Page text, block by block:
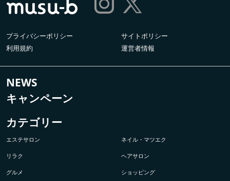
プライバシーポリシー
サイトポリシー
利用規約
運営者情報
NEWS
キャンペーン
カテゴリー
エステサロン ネイル・マツエク
リラク ヘアサロン
グルメ ショッピング